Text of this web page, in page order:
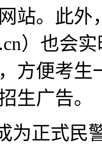
站。此外
）也会
方便考生
生广告​。
为正式民